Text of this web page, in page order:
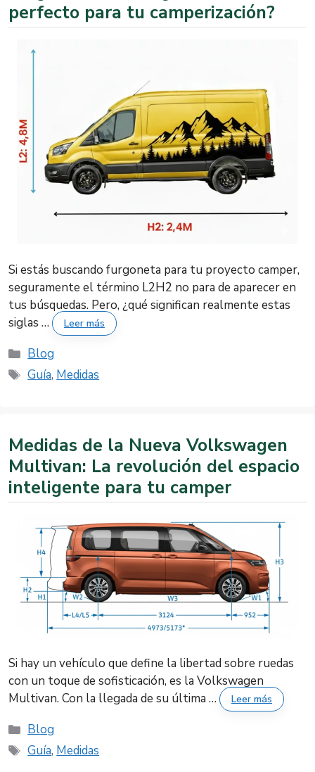
perfecto para tu camperización?
Si estás buscando furgoneta para tu proyecto camper,
seguramente el término L2H2 no para de aparecer en
tus búsquedas. Pero, ¿qué significan realmente estas
siglas …
Leer más
Categorías
Blog
Etiquetas
Guía, Medidas
Medidas de la Nueva Volkswagen
Multivan: La revolución del espacio
inteligente para tu camper
Si hay un vehículo que define la libertad sobre ruedas
con un toque de sofisticación, es la Volkswagen
Multivan. Con la llegada de su última …
Leer más
Categorías
Blog
Etiquetas
Guía, Medidas